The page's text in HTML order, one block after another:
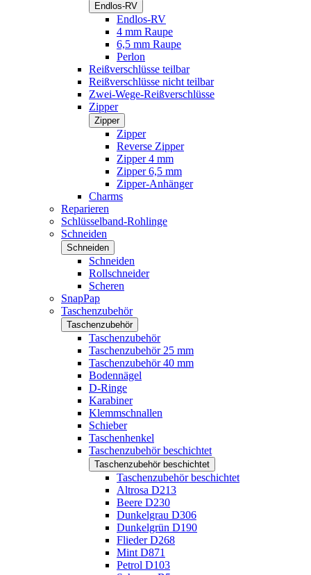
Endlos-RV
Endlos-RV
4 mm Raupe
6,5 mm Raupe
Perlon
Reißverschlüsse teilbar
Reißverschlüsse nicht teilbar
Zwei-Wege-Reißverschlüsse
Zipper
Zipper
Zipper
Reverse Zipper
Zipper 4 mm
Zipper 6,5 mm
Zipper-Anhänger
Charms
Reparieren
Schlüsselband-Rohlinge
Schneiden
Schneiden
Schneiden
Rollschneider
Scheren
SnapPap
Taschenzubehör
Taschenzubehör
Taschenzubehör
Taschenzubehör 25 mm
Taschenzubehör 40 mm
Bodennägel
D-Ringe
Karabiner
Klemmschnallen
Schieber
Taschenhenkel
Taschenzubehör beschichtet
Taschenzubehör beschichtet
Taschenzubehör beschichtet
Altrosa D213
Beere D230
Dunkelgrau D306
Dunkelgrün D190
Flieder D268
Mint D871
Petrol D103